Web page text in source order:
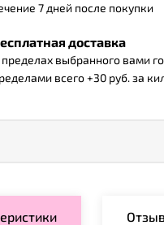
7 дней после покупки
доставка
выбранного вами
всего +30 руб. за